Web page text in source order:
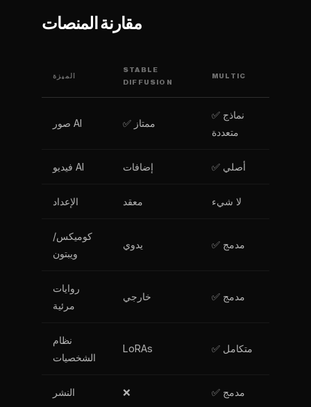
مقارنة المنصات
الميزة
STABLE
DIFFUSION
MULTIC
صور AI ✅ ممتاز
✅ نماذج
متعددة
فيديو AI إضافات ✅ أصلي
الإعداد معقد لا شيء
كوميكس/
ويبتون
يدوي ✅ مدمج
روايات
مرئية
خارجي ✅ مدمج
نظام
الشخصيات
LoRAs ✅ متكامل
النشر ❌ ✅ مدمج